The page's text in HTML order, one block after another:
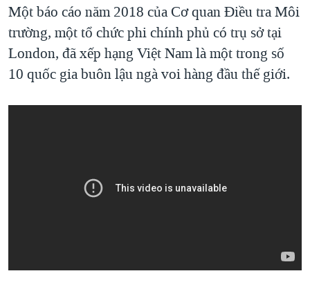
Một báo cáo năm 2018 của Cơ quan Điều tra Môi
trường, một tổ chức phi chính phủ có trụ sở tại
London, đã xếp hạng Việt Nam là một trong số
10 quốc gia buôn lậu ngà voi hàng đầu thế giới.